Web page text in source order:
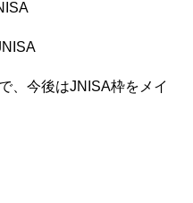
、今後はJNISA枠をメイ